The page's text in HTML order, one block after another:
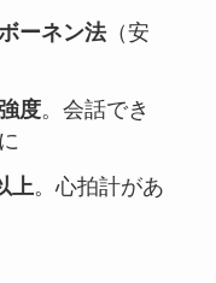
ーネン法（安
度。会話でき
上。心拍計があ